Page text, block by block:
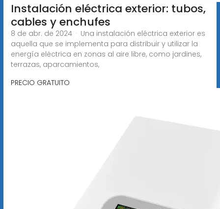
Instalación eléctrica exterior: tubos,
cables y enchufes
8 de abr. de 2024 · Una instalación eléctrica exterior es
aquella que se implementa para distribuir y utilizar la
energía eléctrica en zonas al aire libre, como jardines,
terrazas, aparcamientos,
PRECIO GRATUITO